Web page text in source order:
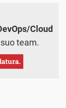
Cloud
team.